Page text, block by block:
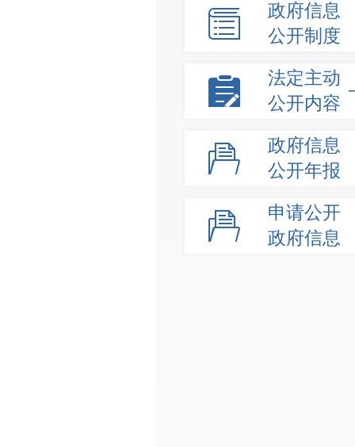
政府信息
公开制度
法定主动
公开内容
政府信息
公开年报
申请公开
政府信息